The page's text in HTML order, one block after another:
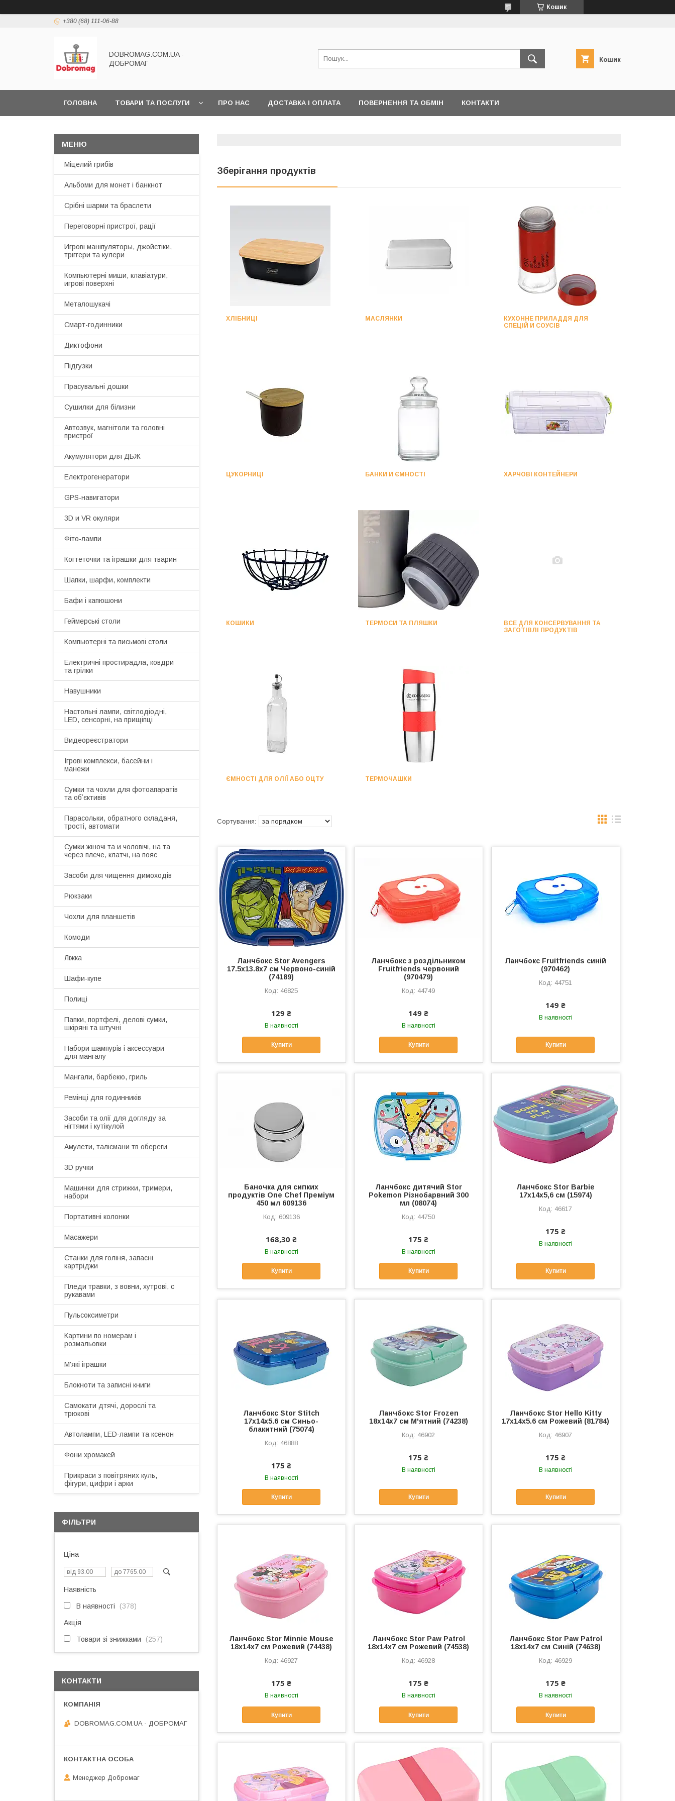
Кошик
+380 (68) 111-06-88
DOBROMAG.COM.UA -
ДОБРОМАГ
Кошик
ГОЛОВНА ТОВАРИ ТА ПОСЛУГИ ПРО НАС ДОСТАВКА І ОПЛАТА ПОВЕРНЕННЯ ТА ОБМІН КОНТАКТИ
Зберігання продуктів
ХЛІБНИЦІ МАСЛЯНКИ
КУХОННЕ ПРИЛАДДЯ ДЛЯ
СПЕЦІЙ И СОУСІВ
ЦУКОРНИЦІ БАНКИ И ЄМНОСТІ ХАРЧОВІ КОНТЕЙНЕРИ
КОШИКИ ТЕРМОСИ ТА ПЛЯШКИ
ВСЕ ДЛЯ КОНСЕРВУВАННЯ ТА
ЗАГОТІВЛІ ПРОДУКТІВ
ЄМНОСТІ ДЛЯ ОЛІЇ АБО ОЦТУ ТЕРМОЧАШКИ
Ланчбокс Stor Avengers
17.5x13.8x7 см Червоно-синій
(74189)
46825
129 ₴
В наявності
Купити
Ланчбокс з роздільником
Fruitfriends червоний
(970479)
44749
149 ₴
В наявності
Купити
Ланчбокс Fruitfriends синій
(970462)
44751
149 ₴
В наявності
Купити
Баночка для сипких
продуктів One Chef Преміум
450 мл 609136
609136
168,30 ₴
В наявності
Купити
Ланчбокс дитячий Stor
Pokemon Різнобарвний 300
мл (08074)
44750
175 ₴
В наявності
Купити
Ланчбокс Stor Barbie
17x14x5,6 см (15974)
46617
175 ₴
В наявності
Купити
Ланчбокс Stor Stitch
17x14x5.6 см Синьо-
блакитний (75074)
46888
175 ₴
В наявності
Купити
Ланчбокс Stor Frozen
18x14x7 см М'ятний (74238)
46902
175 ₴
В наявності
Купити
Ланчбокс Stor Hello Kitty
17x14x5.6 см Рожевий (81784)
46907
175 ₴
В наявності
Купити
Ланчбокс Stor Minnie Mouse
18x14x7 см Рожевий (74438)
46927
175 ₴
В наявності
Купити
Ланчбокс Stor Paw Patrol
18x14x7 см Рожевий (74538)
46928
175 ₴
В наявності
Купити
Ланчбокс Stor Paw Patrol
18x14x7 см Синій (74638)
46929
175 ₴
В наявності
Купити
Міцелий грибів
Альбоми для монет і банкнот
Срібні шарми та браслети
Переговорні пристрої, рації
Игрові маніпуляторы, джойстіки,
тріггери та кулери
Компьютерні миши, клавіатури,
игрові поверхні
Металошукачі
Смарт-годинники
Диктофони
Підгузки
Прасувальні дошки
Сушилки для білизни
Автозвук, магнітоли та головні
пристрої
Акумулятори для ДБЖ
Електрогенератори
GPS-навигатори
3D и VR окуляри
Фіто-лампи
Когтеточки та іграшки для тварин
Шапки, шарфи, комплекти
Бафи і капюшони
Геймерські столи
Компьютерні та письмові столи
Електричні простирадла, ковдри
та грілки
Навушники
Настольні лампи, світлодіодні,
LED, сенсорні, на прищіпці
Видеореєстратори
Ігрові комплекси, басейни і
манежи
Сумки та чохли для фотоапаратів
та обʼєктивів
Парасольки, обратного складаня,
трості, автомати
Сумки жіночі та и чоловічі, на та
через плече, клатчі, на пояс
Засоби для чищення димоходів
Рюкзаки
Чохли для планшетів
Комоди
Ліжка
Шафи-купе
Полиці
Папки, портфелі, делові сумки,
шкіряні та штучні
Набори шампурів і аксессуари
для мангалу
Мангали, барбекю, гриль
Ремінці для годинників
Засоби та олії для догляду за
нігтями і кутікулой
Амулети, талісмани тв обереги
3D ручки
Машинки для стрижки, тримери,
набори
Портативні колонки
Масажери
Станки для голіня, запасні
картріджи
Пледи травки, з вовни, хутрові, с
рукавами
Пульсоксиметри
Картини по номерам і
розмальовки
М'які іграшки
Блокноти та записні книги
Самокати дтячі, дорослі та
трюкові
Автолампи, LED-лампи та ксенон
Фони хромакей
Прикраси з повітряних куль,
фігури, цифри і арки
ФІЛЬТРИ
Ціна
Наявність
В наявності 378
Акція
Товари зі знижками 257
КОНТАКТИ
DOBROMAG.COM.UA - ДОБРОМАГ
Менеджер Добромаг